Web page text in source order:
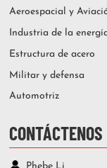
Aeroespacial y
Industria de la
Estructura de acero
Militar y defensa
Automotriz
CONTÁCTENOS